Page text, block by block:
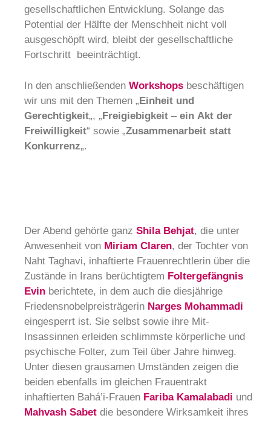
gesellschaftlichen Entwicklung. Solange das
Potential der Hälfte der Menschheit nicht voll
ausgeschöpft wird, bleibt der gesellschaftliche
Fortschritt beeinträchtigt.
In den anschließenden Workshops beschäftigen
wir uns mit den Themen „Einheit und
Gerechtigkeit„, „Freigiebigkeit – ein Akt der
Freiwilligkeit“ sowie „Zusammenarbeit statt
Konkurrenz„.
Der Abend gehörte ganz Shila Behjat, die unter
Anwesenheit von Miriam Claren, der Tochter von
Naht Taghavi, inhaftierte Frauenrechtlerin über die
Zustände in Irans berüchtigtem Foltergefängnis
Evin berichtete, in dem auch die diesjährige
Friedensnobelpreisträgerin Narges Mohammadi
eingesperrt ist. Sie selbst sowie ihre Mit-
Insassinnen erleiden schlimmste körperliche und
psychische Folter, zum Teil über Jahre hinweg.
Unter diesen grausamen Umständen zeigen die
beiden ebenfalls im gleichen Frauentrakt
inhaftierten Bahá’i-Frauen Fariba Kamalabadi und
Mahvash Sabet die besondere Wirksamkeit ihres